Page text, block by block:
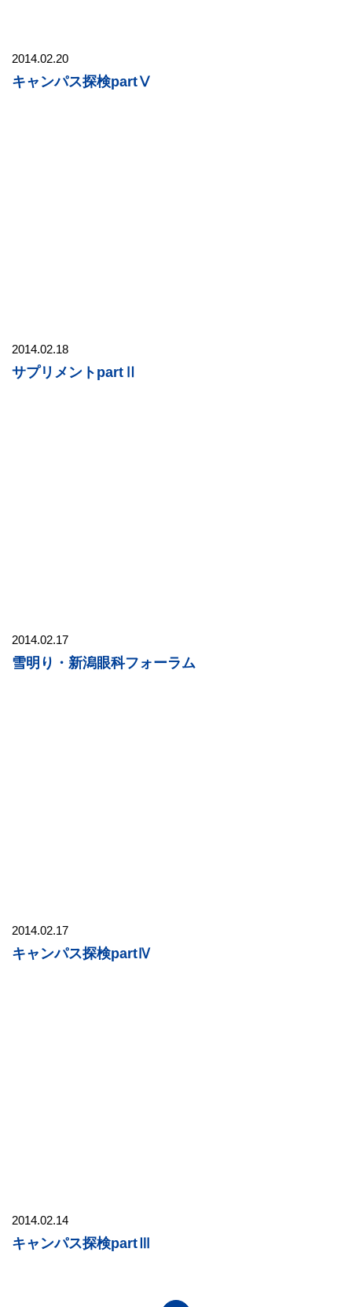
2014.02.20
キャンパス探検partⅤ
2014.02.18
サプリメントpartⅡ
2014.02.17
雪明り・新潟眼科フォーラム
2014.02.17
キャンパス探検partⅣ
2014.02.14
キャンパス探検partⅢ